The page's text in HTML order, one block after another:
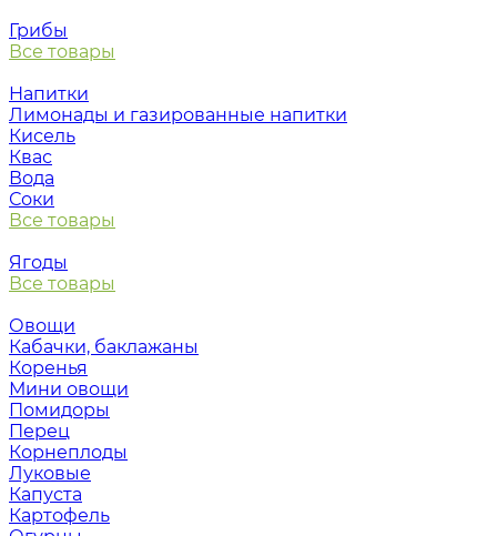
Грибы
Все товары
Напитки
Лимонады и газированные напитки
Кисель
Квас
Вода
Соки
Все товары
Ягоды
Все товары
Овощи
Кабачки, баклажаны
Коренья
Мини овощи
Помидоры
Перец
Корнеплоды
Луковые
Капуста
Картофель